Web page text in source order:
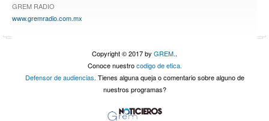
GREM RADIO
www.gremradio.com.mx
Copyright © 2017 by GREM..
Conoce nuestrocodigo de etica.
Defensor de audiencias. Tienes alguna queja o comentario sobre alguno de
nuestros programas?